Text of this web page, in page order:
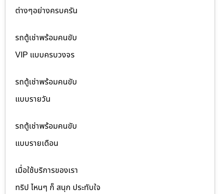
ต่างๆอย่างครบครัน
รถตู้เช่าพร้อมคนขับ
VIP แบบครบวงจร
รถตู้เช่าพร้อมคนขับ
แบบรายวัน
รถตู้เช่าพร้อมคนขับ
แบบรายเดือน
เมื่อใช้บริการของเรา
ทริป ไหนๆ ก็ สนุก ประทับใจ